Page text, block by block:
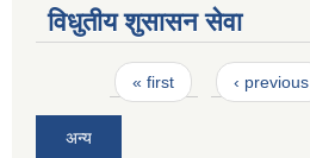
विधुतीय शुसासन सेवा
Pages« first ‹ previous
अन्य